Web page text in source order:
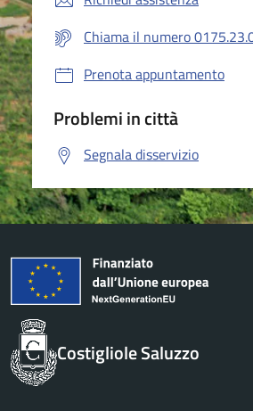
Chiama il numero
Prenota appuntamento
Problemi in città
Segnala disservizio
Costigliole Saluzzo